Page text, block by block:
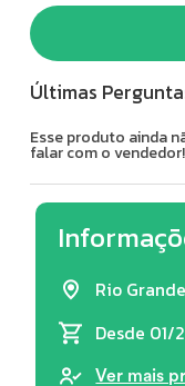
Últimas
Esse produto ainda
falar com o vendedor!
Rio
Desde 01/
Ver mais